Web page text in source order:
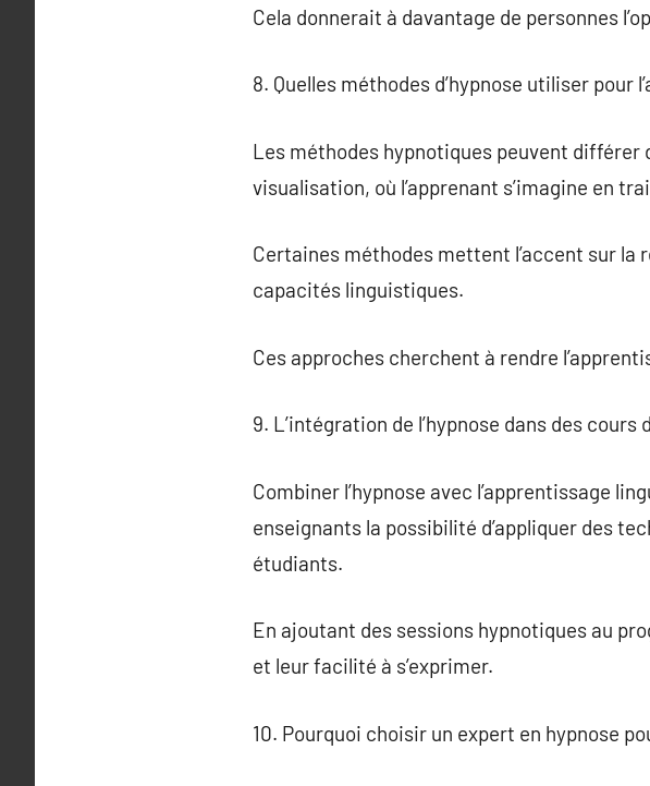
Cela donnerait à davantage de personnes
8. Quelles méthodes d’hypnose utiliser pour
Les méthodes hypnotiques peuvent différer
visualisation, où l’apprenant s’imagine en
Certaines méthodes mettent l’accent sur
capacités linguistiques.
Ces approches cherchent à rendre
9. L’intégration de l’hypnose dans des cours
Combiner l’hypnose avec l’apprentissage
enseignants la possibilité d’appliquer des
étudiants.
En ajoutant des sessions hypnotiques au
et leur facilité à s’exprimer.
10. Pourquoi choisir un expert en hypnose